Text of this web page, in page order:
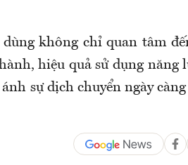
không chỉ quan tâm
hiệu quả sử dụng năng
sự dịch chuyển ngày